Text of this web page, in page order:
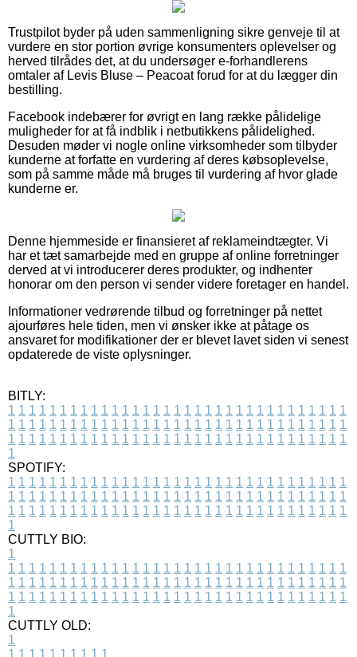
Trustpilot byder på uden sammenligning sikre genveje til at
vurdere en stor portion øvrige konsumenters oplevelser og
herved tilrådes det, at du undersøger e-forhandlerens
omtaler af Levis Bluse – Peacoat forud for at du lægger din
bestilling.
Facebook indebærer for øvrigt en lang række pålidelige
muligheder for at få indblik i netbutikkens pålidelighed.
Desuden møder vi nogle online virksomheder som tilbyder
kunderne at forfatte en vurdering af deres købsoplevelse,
som på samme måde må bruges til vurdering af hvor glade
kunderne er.
Denne hjemmeside er finansieret af reklameindtægter. Vi
har et tæt samarbejde med en gruppe af online forretninger
derved at vi introducerer deres produkter, og indhenter
honorar om den person vi sender videre foretager en handel.
Informationer vedrørende tilbud og forretninger på nettet
ajourføres hele tiden, men vi ønsker ikke at påtage os
ansvaret for modifikationer der er blevet lavet siden vi senest
opdaterede de viste oplysninger.
BITLY:
1 1 1 1 1 1 1 1 1 1 1 1 1 1 1 1 1 1 1 1 1 1 1 1 1 1 1 1 1 1 1 1 1
1 1 1 1 1 1 1 1 1 1 1 1 1 1 1 1 1 1 1 1 1 1 1 1 1 1 1 1 1 1 1 1 1
1 1 1 1 1 1 1 1 1 1 1 1 1 1 1 1 1 1 1 1 1 1 1 1 1 1 1 1 1 1 1 1 1
1
SPOTIFY:
1 1 1 1 1 1 1 1 1 1 1 1 1 1 1 1 1 1 1 1 1 1 1 1 1 1 1 1 1 1 1 1 1
1 1 1 1 1 1 1 1 1 1 1 1 1 1 1 1 1 1 1 1 1 1 1 1 1 1 1 1 1 1 1 1 1
1 1 1 1 1 1 1 1 1 1 1 1 1 1 1 1 1 1 1 1 1 1 1 1 1 1 1 1 1 1 1 1 1
1
CUTTLY BIO:
1
1 1 1 1 1 1 1 1 1 1 1 1 1 1 1 1 1 1 1 1 1 1 1 1 1 1 1 1 1 1 1 1 1
1 1 1 1 1 1 1 1 1 1 1 1 1 1 1 1 1 1 1 1 1 1 1 1 1 1 1 1 1 1 1 1 1
1 1 1 1 1 1 1 1 1 1 1 1 1 1 1 1 1 1 1 1 1 1 1 1 1 1 1 1 1 1 1 1 1
1
CUTTLY OLD:
1
1 1 1 1 1 1 1 1 1 1